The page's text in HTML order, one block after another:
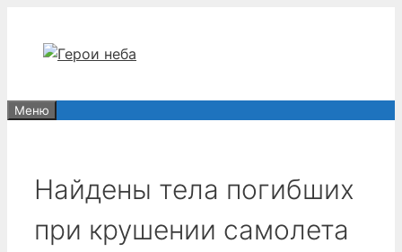
содержимому
Меню
Найдены тела погибших
при крушении самолета